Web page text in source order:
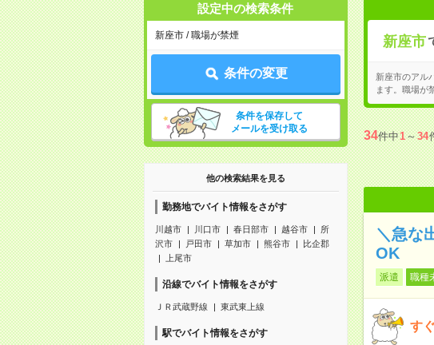
設定中の検索条件
新座市 / 職場が禁煙
条件の変更
条件を保存して
メールを受け取る
他の検索結果を見る
勤務地でバイト情報をさがす
川越市 川口市 春日部市 越谷市
所
沢市
戸田市 草加市 熊谷市
比企郡
上尾市
沿線でバイト情報をさがす
ＪＲ武蔵野線 東武東上線
駅でバイト情報をさがす
新座市
新座市のアル
ます。職場が
34件中1～34
＼急な
OK
派遣 職種
す